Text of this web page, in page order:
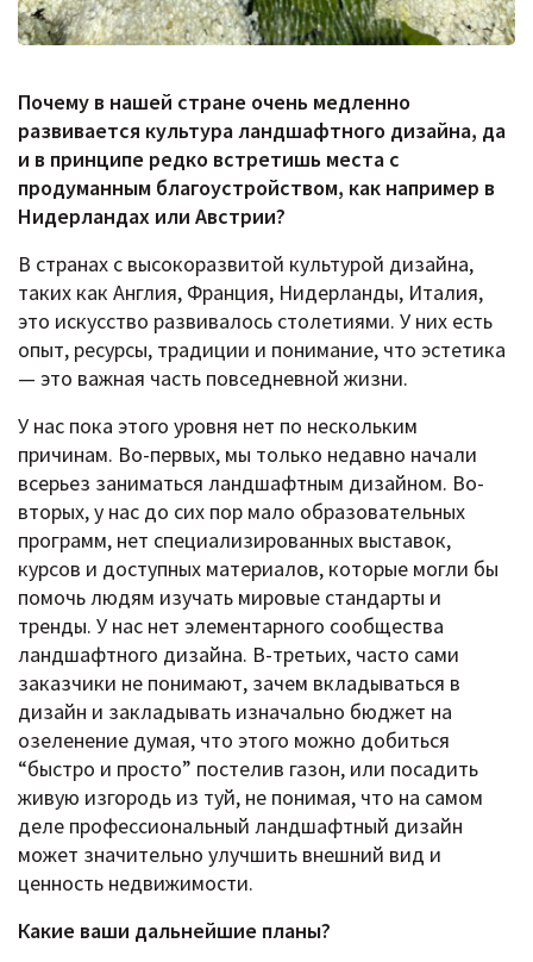
Почему в нашей стране очень медленно
развивается культура ландшафтного дизайна, да
и в принципе редко встретишь места с
продуманным благоустройством, как например в
Нидерландах или Австрии?
В странах с высокоразвитой культурой дизайна,
таких как Англия, Франция, Нидерланды, Италия,
это искусство развивалось столетиями. У них есть
опыт, ресурсы, традиции и понимание, что эстетика
— это важная часть повседневной жизни.
У нас пока этого уровня нет по нескольким
причинам. Во-первых, мы только недавно начали
всерьез заниматься ландшафтным дизайном. Во-
вторых, у нас до сих пор мало образовательных
программ, нет специализированных выставок,
курсов и доступных материалов, которые могли бы
помочь людям изучать мировые стандарты и
тренды. У нас нет элементарного сообщества
ландшафтного дизайна. В-третьих, часто сами
заказчики не понимают, зачем вкладываться в
дизайн и закладывать изначально бюджет на
озеленение думая, что этого можно добиться
“быстро и просто” постелив газон, или посадить
живую изгородь из туй, не понимая, что на самом
деле профессиональный ландшафтный дизайн
может значительно улучшить внешний вид и
ценность недвижимости.
Какие ваши дальнейшие планы?